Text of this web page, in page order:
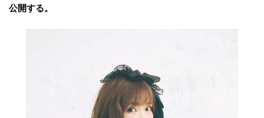
公開する。